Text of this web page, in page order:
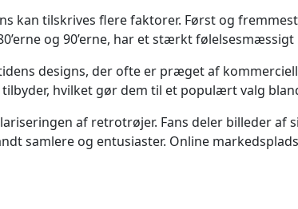
kan tilskrives flere faktorer. Først og
og 90’erne, har et stærkt
designs, der ofte er præget af
hvilket gør dem til et populært valg
af retrotrøjer. Fans deler billeder af
samlere og entusiaster. Online